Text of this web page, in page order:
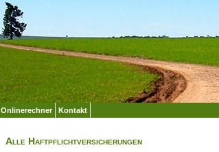
Onlinerechner Kontakt
Alle Haftpflichtversicherungen